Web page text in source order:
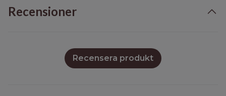
Recensioner
Recensera produkt